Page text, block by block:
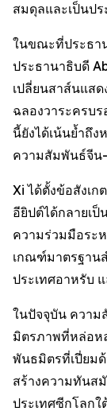
สมดุลและเป็นป
ในขณะที่ประธา
ประธานาธิบดี
เปลี่ยนสาส์นแสด
ฉลองวาระครบ
นี้ยังได้เน้นย้ำถึ
ความสัมพันธ์จีน
Xi ได้ตั้งข้อสังเ
อียิปต์ได้กลายเ
ความร่วมมือระ
เกณฑ์มาตรฐาน
ประเทศอาหรับ
ในปัจจุบัน ควา
มิตรภาพที่หล่อห
พันธมิตรที่เปี่ยม
สร้างความทันส
ประเทศซีกโลกใ